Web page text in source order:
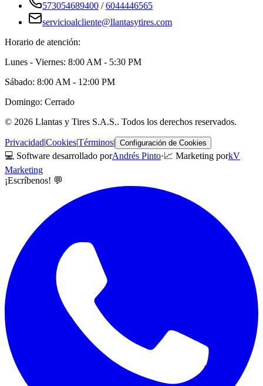
573054689400 /6044446565
servicioalcliente@llantasytires.com
Horario de atención:
Lunes - Viernes: 8:00 AM - 5:30 PM
Sábado: 8:00 AM - 12:00 PM
Domingo: Cerrado
© 2026 Llantas y Tires S.A.S.. Todos los derechos reservados.
Privacidad|Cookies|Términos| Configuración de Cookies
💻 Software desarrollado porAndrés Pinto·📈 Marketing porkV
Marketing
¡Escríbenos! 💬